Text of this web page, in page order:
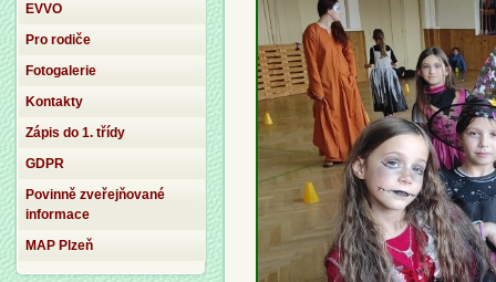
EVVO
Pro rodiče
Fotogalerie
Kontakty
Zápis do 1. třídy
GDPR
Povinně zveřejňované
informace
MAP Plzeň